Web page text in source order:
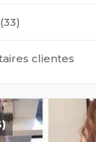
clientes